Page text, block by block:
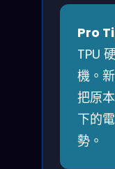
Pro
TPU
機。
把原
下的
勢。